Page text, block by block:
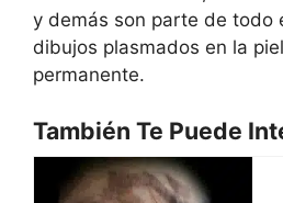
y demás son parte de todo
dibujos plasmados en la
permanente.
También Te Puede